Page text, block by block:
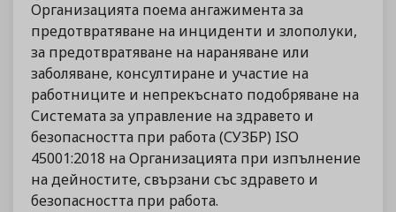
Организацията поема ангажимента за
предотвратяване на инциденти и злополуки,
за предотвратяване на нараняване или
заболяване, консултиране и участие на
работниците и непрекъснато подобряване на
Системата за управление на здравето и
безопасността при работа (СУЗБР) ISO
45001:2018 на Организацията при изпълнение
на дейностите, свързани със здравето и
безопасността при работа.